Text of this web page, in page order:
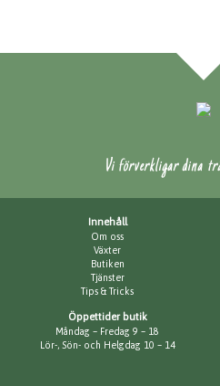
Vi förverkligar dina
Innehåll
Om oss
Växter
Butiken
Tjänster
Tips & Tricks
Öppettider butik
Måndag – Fredag 9 – 18
Lör-, Sön- och Helgdag 10 – 14